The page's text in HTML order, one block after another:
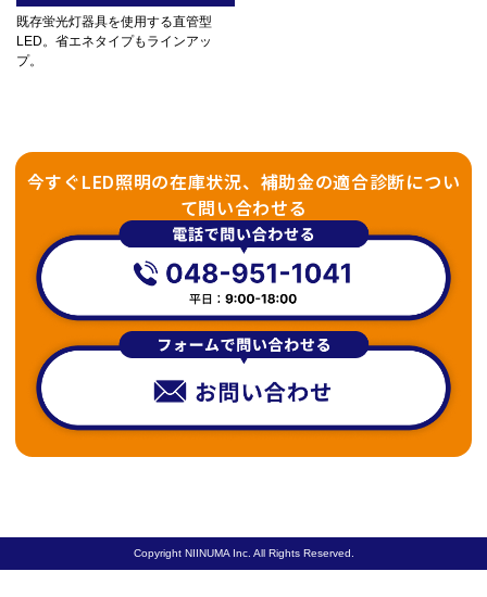
既存蛍光灯器具を使用する直管型
LED。省エネタイプもラインアッ
プ。
今すぐLED照明の在庫状況、補助金の適合診断につい
て問い合わせる
Copyright NIINUMA Inc. All Rights Reserved.